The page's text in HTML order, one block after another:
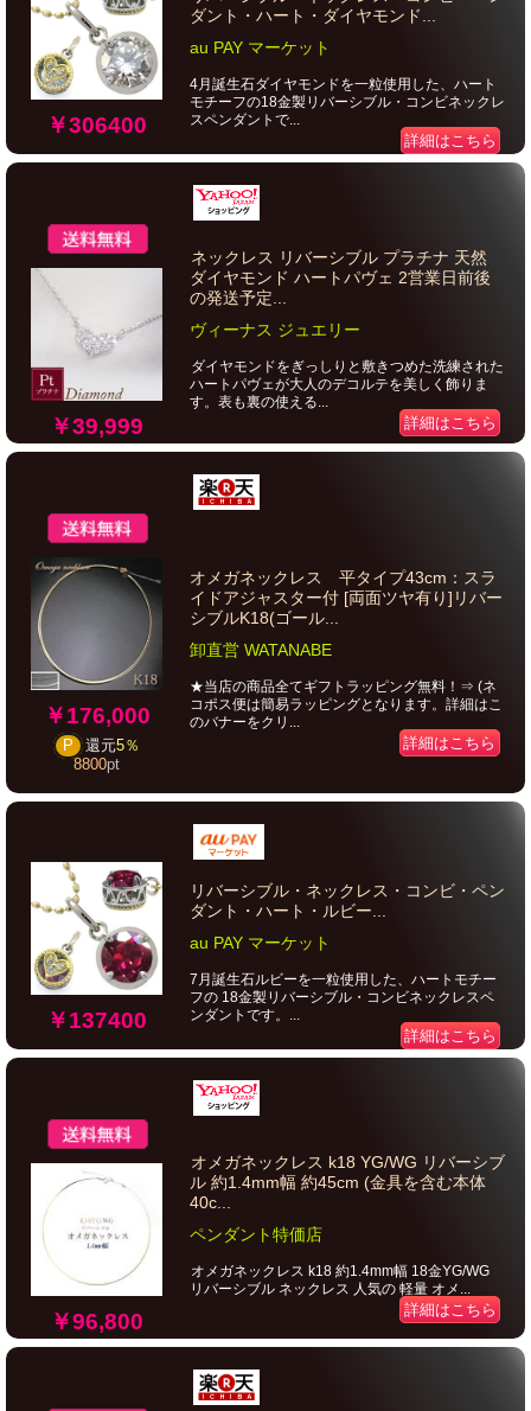
￥306400
ダント・ハート・ダイヤモンド...
au PAY マーケット
4月誕生石ダイヤモンドを一粒使用した、ハート
モチーフの18金製リバーシブル・コンビネックレ
スペンダントで...
詳細はこちら
￥39,999
ネックレス リバーシブル プラチナ 天然
ダイヤモンド ハートパヴェ 2営業日前後
の発送予定...
ヴィーナス ジュエリー
ダイヤモンドをぎっしりと敷きつめた洗練された
ハートパヴェが大人のデコルテを美しく飾りま
す。表も裏の使える...
詳細はこちら
￥176,000
P 還元5％
8800pt
オメガネックレス 平タイプ43cm：スラ
イドアジャスター付 [両面ツヤ有り]リバー
シブルK18(ゴール...
卸直営 WATANABE
★当店の商品全てギフトラッピング無料！⇒ (ネ
コポス便は簡易ラッピングとなります。詳細はこ
のバナーをクリ...
詳細はこちら
￥137400
リバーシブル・ネックレス・コンビ・ペン
ダント・ハート・ルビー...
au PAY マーケット
7月誕生石ルビーを一粒使用した、ハートモチー
フの 18金製リバーシブル・コンビネックレスペ
ンダントです。...
詳細はこちら
￥96,800
オメガネックレス k18 YG/WG リバーシブ
ル 約1.4mm幅 約45cm (金具を含む本体
40c...
ペンダント特価店
オメガネックレス k18 約1.4mm幅 18金YG/WG
リバーシブル ネックレス 人気の 軽量 オメ...
詳細はこちら